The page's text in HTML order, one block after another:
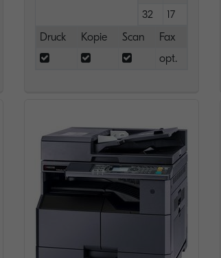
32
17
Druck
Kopie Scan
Fax
opt.